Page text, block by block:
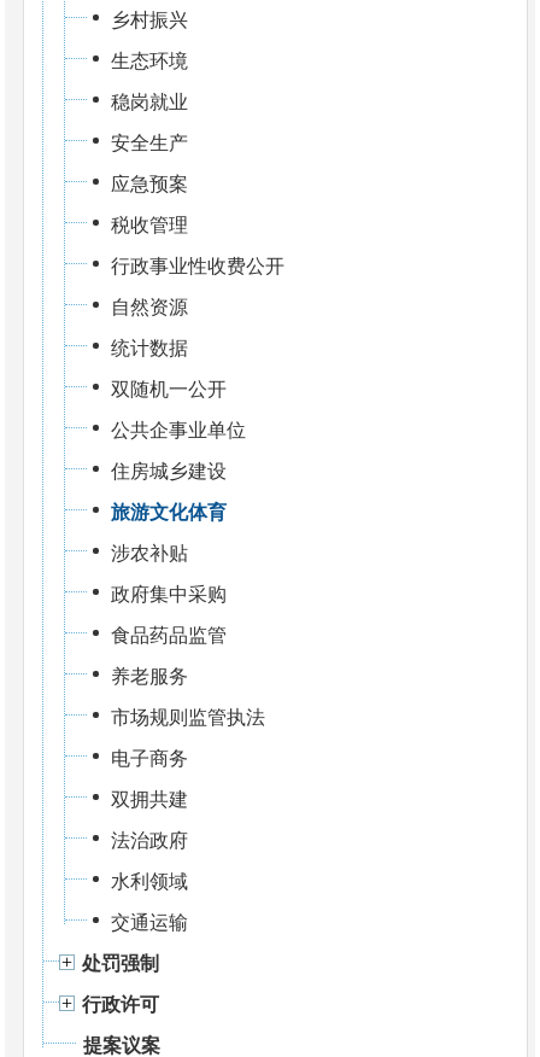
乡村振兴
生态环境
稳岗就业
安全生产
应急预案
税收管理
行政事业性收费公开
自然资源
统计数据
双随机一公开
公共企事业单位
住房城乡建设
旅游文化体育
涉农补贴
政府集中采购
食品药品监管
养老服务
市场规则监管执法
电子商务
双拥共建
法治政府
水利领域
交通运输
处罚强制
行政许可
提案议案